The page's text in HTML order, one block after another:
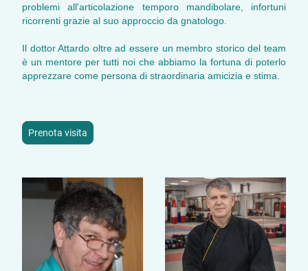
problemi all'articolazione temporo mandibolare, infortuni
ricorrenti grazie al suo approccio da gnatologo.
Il dottor Attardo oltre ad essere un membro storico del team
è un mentore per tutti noi che abbiamo la fortuna di poterlo
apprezzare come persona di straordinaria amicizia e stima.
Prenota visita